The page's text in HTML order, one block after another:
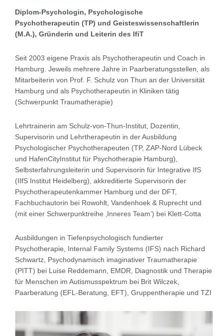
Diplom-Psychologin, Psychologische
Psychotherapeutin (TP) und Geisteswissenschaftlerin
(M.A.), Gründerin und Leiterin des IfiT
Seit 2003 eigene Praxis als Psychotherapeutin und Coach in
Hamburg. Jeweils mehrere Jahre in Paarberatungsstellen, als
Mitarbeiterin von Prof. F. Schulz von Thun an der Universität
Hamburg und als Psychotherapeutin in Kliniken tätig
(Schwerpunkt Traumatherapie)
Lehrtrainerin am Schulz-von-Thun-Institut, Dozentin,
Supervisorin und Lehrtherapeutin in der Ausbildung
Psychologischer Psychotherapeuten (TP, ZAP-Nord Lübeck
und HafenCityInstitut für Psychotherapie Hamburg),
Selbsterfahrungsleiterin und Supervisorin für Integrative IfS
(IIfS Institut Heidelberg), akkreditierte Supervisorin der
Psychotherapeutenkammer Hamburg und der DFT,
Fachbuchautorin bei Rowohlt, Vandenhoek & Ruprecht und
(mit einer Schwerpunktreihe ‚Inneres Team’) bei Klett-Cotta
Ausbildungen in Tiefenpsychologisch fundierter
Psychotherapie, Internal Family Systems (IFS) nach Richard
Schwartz, Psychodynamisch imaginativer Traumatherapie
(PITT) bei Luise Reddemann, EMDR, Diagnostik und Therapie
für Menschen im Autismusspektrum bei Brit Wilczek,
Paarberatung (EFL-Beratung, EFT), Gruppentherapie und TZI